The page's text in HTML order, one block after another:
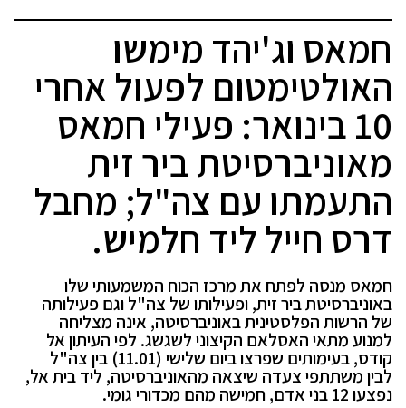
חמאס וג'יהד מימשו
האולטימטום לפעול אחרי
10 בינואר: פעילי חמאס
מאוניברסיטת ביר זית
התעמתו עם צה"ל; מחבל
דרס חייל ליד חלמיש.
חמאס מנסה לפתח את מרכז הכוח המשמעותי שלו
באוניברסיטת ביר זית, ופעילותו של צה"ל וגם פעילותה
של הרשות הפלסטינית באוניברסיטה, אינה מצליחה
למנוע מתאי האסלאם הקיצוני לשגשג. לפי העיתון אל
קודס, בעימותים שפרצו ביום שלישי (11.01) בין צה"ל
לבין משתתפי צעדה שיצאה מהאוניברסיטה, ליד בית אל,
נפצעו 12 בני אדם, חמישה מהם מכדורי גומי.